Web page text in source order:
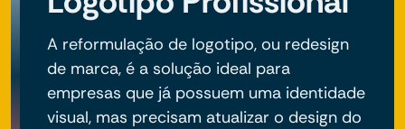
A reformulação de logotipo, ou redesign
de marca, é a solução ideal para
empresas que já possuem uma identidade
visual, mas precisam atualizar o design do